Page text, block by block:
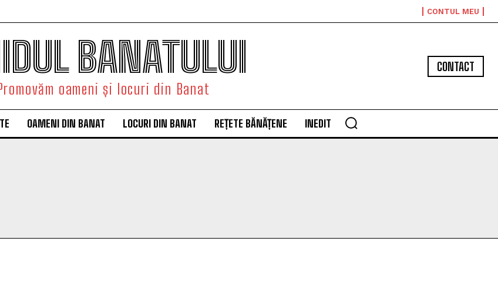
CONTUL MEU
BANATULUI
oameni și locuri din Banat
CONTACT
OAMENI DIN BANAT LOCURI DIN BANAT REȚETE BĂNĂȚENE INEDIT